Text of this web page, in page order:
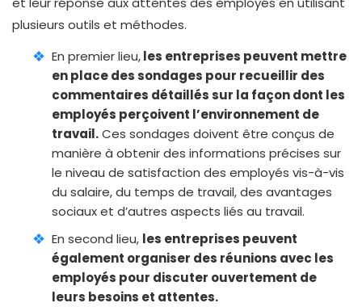
plusieurs outils et méthodes.
En premier lieu,les entreprises peuvent mettre
en place des sondages pour recueillir des
commentaires détaillés sur la façon dont les
employés perçoivent l’environnement de
travail.Ces sondages doivent être conçus de
manière à obtenir des informations précises sur
le niveau de satisfaction des employés vis-à-vis
du salaire, du temps de travail, des avantages
sociaux et d’autres aspects liés au travail.
En second lieu, les entreprises peuvent
également organiser des réunions avec les
employés pour discuter ouvertement de
leurs besoins et attentes.